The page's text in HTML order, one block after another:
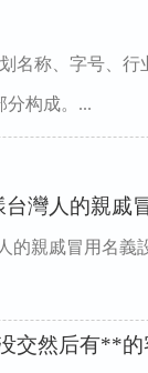
名称、字号、
分构成。...
台灣人的親戚
的親戚冒用名義
交然后有**